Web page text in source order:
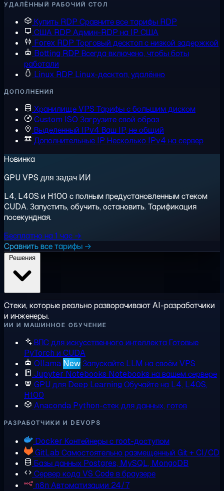
УДАЛЁННЫЙ РАБОЧИЙ СТОЛ
Купить RDP Сравните все тарифы RDP
США RDP Админ-RDP на IP США
Forex RDP Торговый десктоп с низкой задержкой
Botting RDP Всегда включено, чтобы боты
работали
Linux RDP Linux-десктоп, удалённо
ДОПОЛНЕНИЯ
Хранилище VPS Тарифы с большим диском
Custom ISO Загрузите свой образ
Выделенный IPv4 Ваш IP, не общий
Дополнительные IP Несколько IPv4 на сервер
Новинка
GPU VPS для задач ИИ
L4, L40S и H100 с полным предустановленным стеком
CUDA. Запустить, обучить, остановить. Тарификация
посекундная.
Бесплатно на 1 час →
Сравнить все тарифы →
Стеки, которые реально разворачивают AI-разработчики
и инженеры.
ИИ И МАШИННОЕ ОБУЧЕНИЕ
ВПС для искусственного интеллектаГотовые
PyTorch и CUDA
Ollama NewЗапускайте LLM на своём VPS
Jupyter Notebooks Notebooks на вашем сервере
GPU для Deep Learning Обучайте на L4, L40S,
H100
Anaconda Python-стек для данных, готов
РАЗРАБОТЧИКИ И DEVOPS
Docker Контейнеры с root-доступом
GitLab Самостоятельно размещенный Git + CI/CD
Базы данных Postgres, MySQL, MongoDB
Сервер кодаVS Code в браузере
n8n Автоматизации 24/7